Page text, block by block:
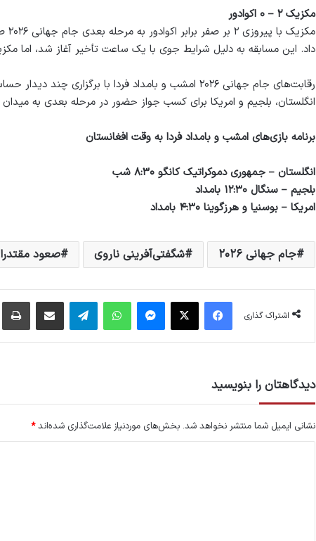
مکزیک ۲ – ۰ اکوادور
داد. این مسابقه به دلیل شرایط جوی با یک ساعت تأخیر آغاز شد، اما
رقابت‌های جام جهانی ۲۰۲۶ امشب و بامداد فردا با
انگلستان، بلجیم و امریکا برای کسب جواز حضور در مرحله بعدی به
برنامه بازی‌های امشب و بامداد فردا به وقت افغانستان
انگلستان – جمهوری دموکراتیک کانگو ۸:۳۰ شب
بلجیم – سنگال ۱۲:۳۰ بامداد
امریکا – بوسنیا و هرزگوینا ۴:۳۰ بامداد
جام جهانی ۲۰۲۶ شگفتی‌آفرینی ناروی صعود
اشتراک گذاری
فیس بوک X پیام رسان واتس آپ تلگرام اشتراک گذاری از طریق ایمیل
دیدگاهتان را بنویسید
نشانی ایمیل شما منتشر نخواهد شد. بخش‌های موردنیاز علامت‌گذاری شده‌اند*